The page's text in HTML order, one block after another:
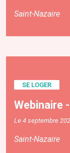
Saint-Nazaire
SE LOGER
Webinaire
Le 4 septembre
Saint-Nazaire